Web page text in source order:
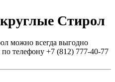
Стирол
можно всегда выгодно
телефону +7 (812) 777-40-77